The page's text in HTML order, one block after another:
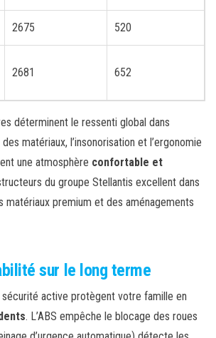
2675 520
2681 652
déterminent le ressenti global dans
matériaux, l’insonorisation et l’ergonomie
une atmosphère confortable et
du groupe Stellantis excellent dans
matériaux premium et des aménagements
sur le long terme
active protègent votre famille en
. L’ABS empêche le blocage des roues